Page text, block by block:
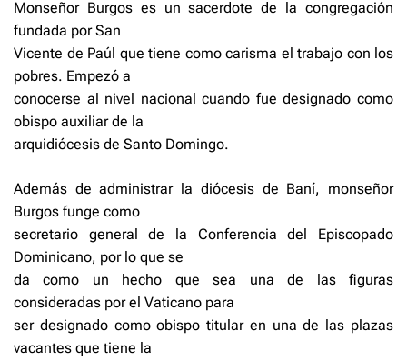
Monseñor Burgos es un sacerdote de la congregación
fundada por San
Vicente de Paúl que tiene como carisma el trabajo con los
pobres. Empezó a
conocerse al nivel nacional cuando fue designado como
obispo auxiliar de la
arquidiócesis de Santo Domingo.
Además de administrar la diócesis de Baní, monseñor
Burgos funge como
secretario general de la Conferencia del Episcopado
Dominicano, por lo que se
da como un hecho que sea una de las figuras
consideradas por el Vaticano para
ser designado como obispo titular en una de las plazas
vacantes que tiene la